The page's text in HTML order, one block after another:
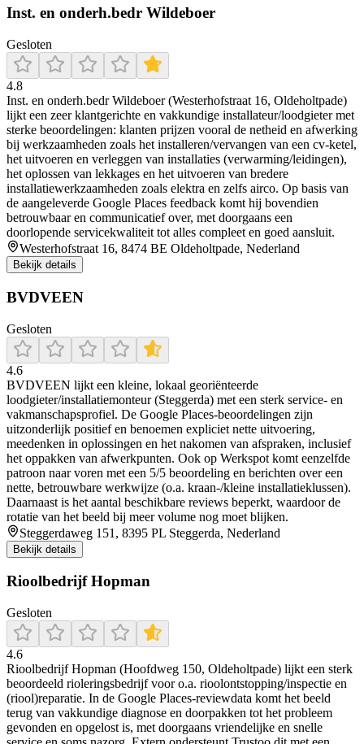
Inst. en onderh.bedr Wildeboer
Gesloten
4.8
Inst. en onderh.bedr Wildeboer (Westerhofstraat 16, Oldeholtpade)
lijkt een zeer klantgerichte en vakkundige installateur/loodgieter met
sterke beoordelingen: klanten prijzen vooral de netheid en afwerking
bij werkzaamheden zoals het installeren/vervangen van een cv-ketel,
het uitvoeren en verleggen van installaties (verwarming/leidingen),
het oplossen van lekkages en het uitvoeren van bredere
installatiewerkzaamheden zoals elektra en zelfs airco. Op basis van
de aangeleverde Google Places feedback komt hij bovendien
betrouwbaar en communicatief over, met doorgaans een
doorlopende servicekwaliteit tot alles compleet en goed aansluit.
Westerhofstraat 16, 8474 BE Oldeholtpade, Nederland
Bekijk details
BVDVEEN
Gesloten
4.6
BVDVEEN lijkt een kleine, lokaal georiënteerde
loodgieter/installatiemonteur (Steggerda) met een sterk service- en
vakmanschapsprofiel. De Google Places-beoordelingen zijn
uitzonderlijk positief en benoemen expliciet nette uitvoering,
meedenken in oplossingen en het nakomen van afspraken, inclusief
het oppakken van afwerkpunten. Ook op Werkspot komt eenzelfde
patroon naar voren met een 5/5 beoordeling en berichten over een
nette, betrouwbare werkwijze (o.a. kraan-/kleine installatieklussen).
Daarnaast is het aantal beschikbare reviews beperkt, waardoor de
rotatie van het beeld bij meer volume nog moet blijken.
Steggerdaweg 151, 8395 PL Steggerda, Nederland
Bekijk details
Rioolbedrijf Hopman
Gesloten
4.6
Rioolbedrijf Hopman (Hoofdweg 150, Oldeholtpade) lijkt een sterk
beoordeeld rioleringsbedrijf voor o.a. rioolontstopping/inspectie en
(riool)reparatie. In de Google Places-reviewdata komt het beeld
terug van vakkundige diagnose en doorpakken tot het probleem
gevonden en opgelost is, met doorgaans vriendelijke en snelle